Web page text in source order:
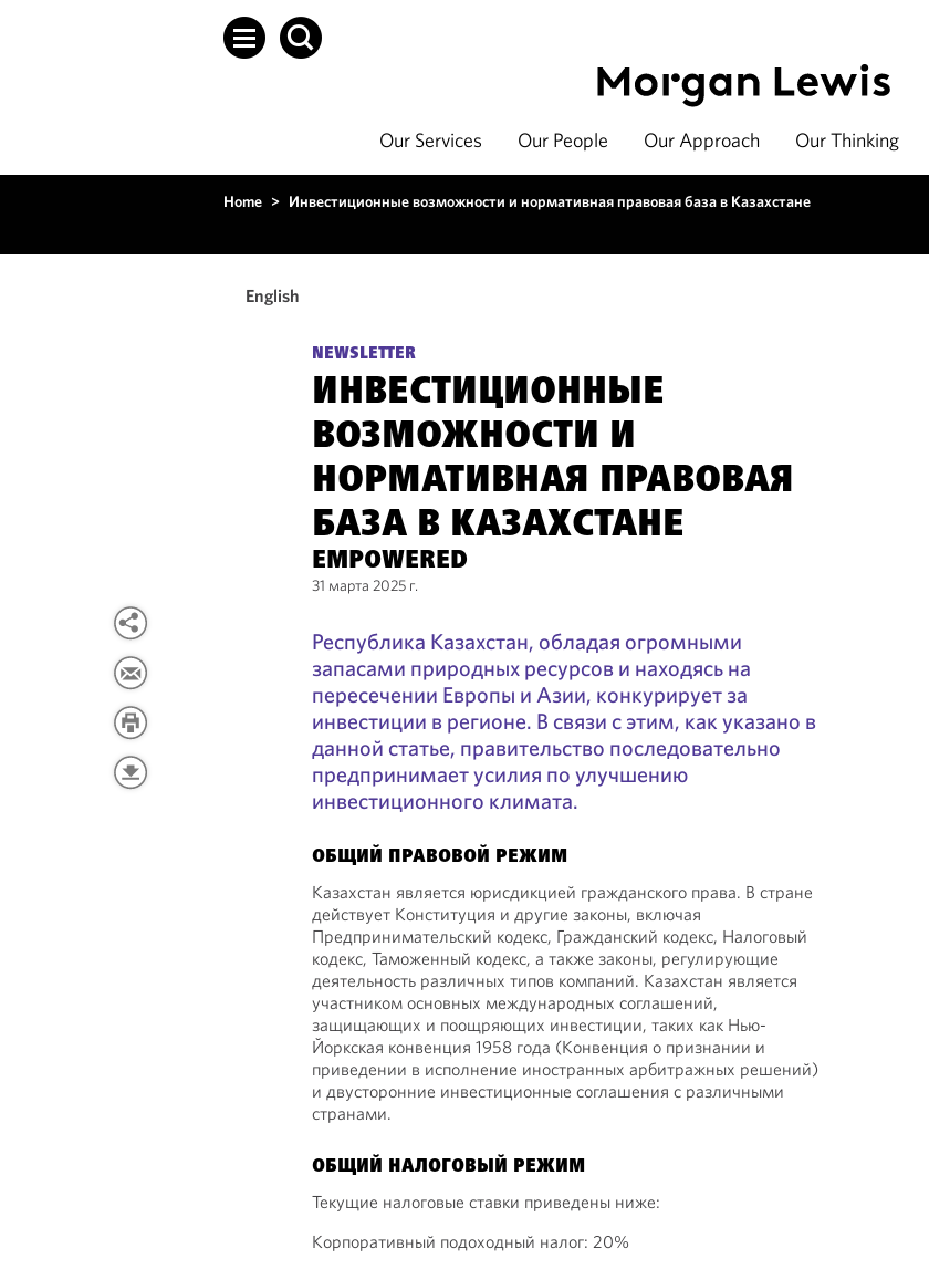
Our Services Our People Our Approach Our Thinking
Home > Инвестиционные возможности и нормативная правовая база в Казахстане
English
NEWSLETTER
ИНВЕСТИЦИОННЫЕ
ВОЗМОЖНОСТИ И
НОРМАТИВНАЯ ПРАВОВАЯ
БАЗА В КАЗАХСТАНЕ
EMPOWERED
31 марта 2025 г.
Республика Казахстан, обладая огромными
запасами природных ресурсов и находясь на
пересечении Европы и Азии, конкурирует за
инвестиции в регионе. В связи с этим, как указано в
данной статье, правительство последовательно
предпринимает усилия по улучшению
инвестиционного климата.
ОБЩИЙ ПРАВОВОЙ РЕЖИМ
Казахстан является юрисдикцией гражданского права. В стране
действует Конституция и другие законы, включая
Предпринимательский кодекс, Гражданский кодекс, Налоговый
кодекс, Таможенный кодекс, а также законы, регулирующие
деятельность различных типов компаний. Казахстан является
участником основных международных соглашений,
защищающих и поощряющих инвестиции, таких как Нью-
Йоркская конвенция 1958 года (Конвенция о признании и
приведении в исполнение иностранных арбитражных решений)
и двусторонние инвестиционные соглашения с различными
странами.
ОБЩИЙ НАЛОГОВЫЙ РЕЖИМ
Текущие налоговые ставки приведены ниже:
Корпоративный подоходный налог: 20%